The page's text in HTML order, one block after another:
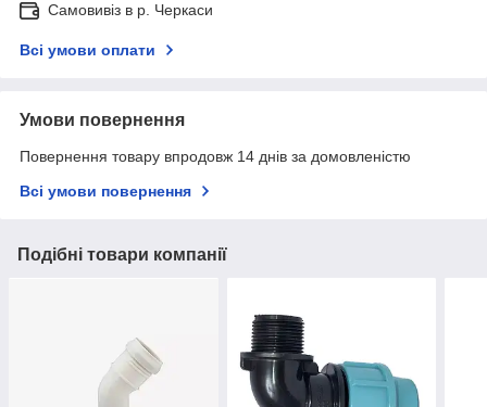
Самовивіз в р. Черкаси
Всі умови оплати
Умови повернення
Повернення товару впродовж 14 днів за домовленістю
Всі умови повернення
Подібні товари компанії